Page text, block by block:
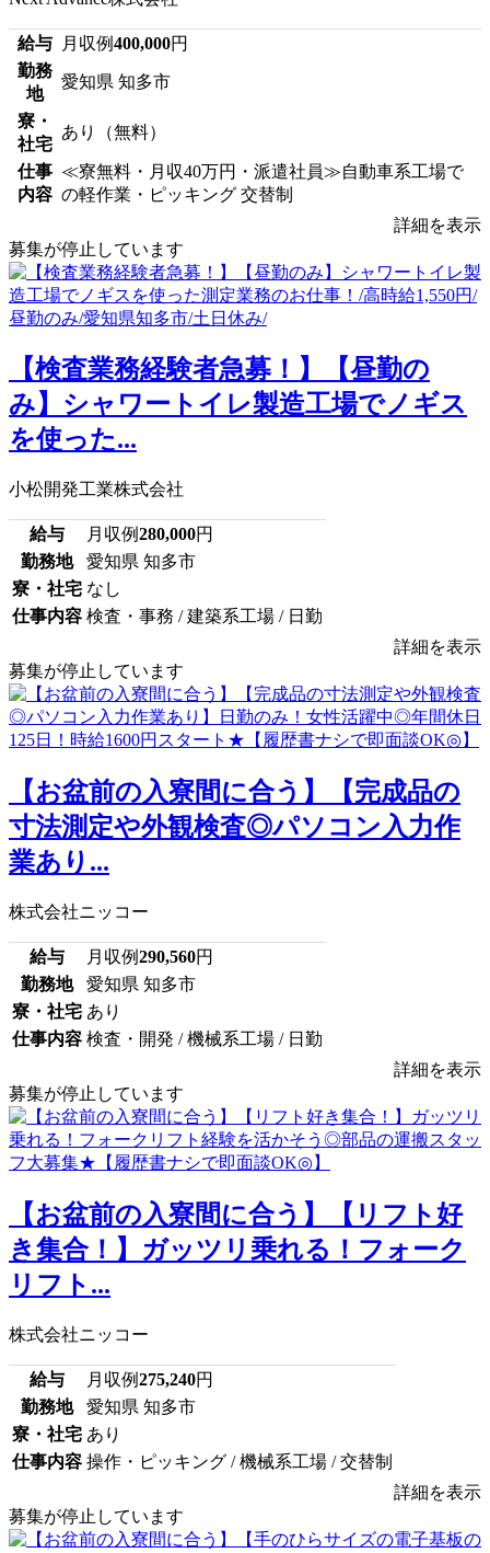
給与 月収例400,000円
勤務
地
愛知県 知多市
寮・
社宅
あり（無料）
仕事
内容
≪寮無料・月収40万円・派遣社員≫自動車系工場で
の軽作業・ピッキング 交替制
詳細を表示
募集が停止しています
【検査業務経験者急募！】【昼勤の
み】シャワートイレ製造工場でノギス
を使った...
小松開発工業株式会社
給与 月収例280,000円
勤務地
愛知県 知多市
寮・社宅 なし
仕事内容 検査・事務 / 建築系工場 / 日勤
詳細を表示
募集が停止しています
【お盆前の入寮間に合う】【完成品の
寸法測定や外観検査◎パソコン入力作
業あり...
株式会社ニッコー
給与 月収例290,560円
勤務地
愛知県 知多市
寮・社宅 あり
仕事内容 検査・開発 / 機械系工場 / 日勤
詳細を表示
募集が停止しています
【お盆前の入寮間に合う】【リフト好
き集合！】ガッツリ乗れる！フォーク
リフト...
株式会社ニッコー
給与 月収例275,240円
勤務地
愛知県 知多市
寮・社宅 あり
仕事内容 操作・ピッキング / 機械系工場 / 交替制
詳細を表示
募集が停止しています